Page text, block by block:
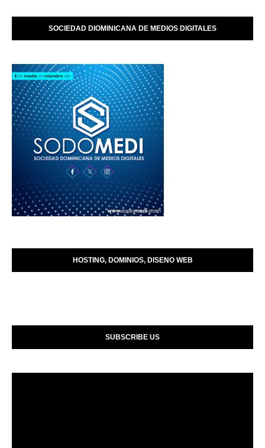
SOCIEDAD DIOMINICANA DE MEDIOS DIGITALES
HOSTING, DOMINIOS, DISENO WEB
SUBSCRIBE US